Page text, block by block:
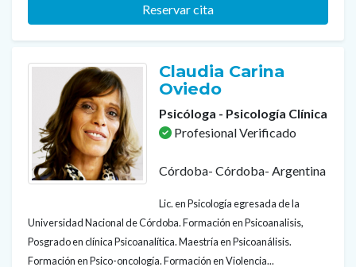
Reservar cita
Claudia Carina
Oviedo
Psicóloga - Psicología Clínica
Profesional Verificado
Córdoba- Córdoba- Argentina
Lic. en Psicología egresada de la
Universidad Nacional de Córdoba. Formación en Psicoanalisis,
Posgrado en clínica Psicoanalítica. Maestría en Psicoanálisis.
Formación en Psico-oncología. Formación en Violencia...